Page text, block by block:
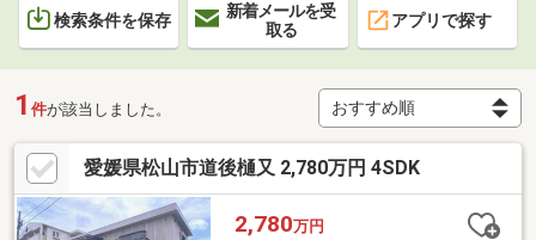
検索条件を保存
新着メールを受
取る
アプリで探す
1 件が該当しました。
愛媛県松山市道後樋又 2,780万円 4SDK
2,780万円